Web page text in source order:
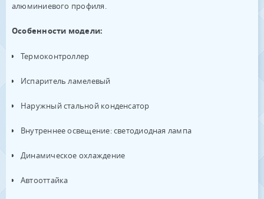
алюминиевого профиля.
Особенности модели:
Термоконтроллер
Испаритель ламелевый
Наружный стальной конденсатор
Внутреннее освещение: светодиодная лампа
Динамическое охлаждение
Автооттайка